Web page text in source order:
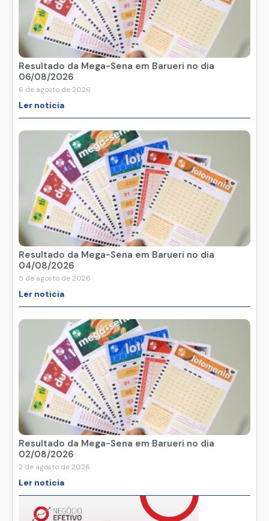
Resultado da Mega-Sena em Barueri no dia
06/08/2026
6 de agosto de 2026
Ler noticia
Resultado da Mega-Sena em Barueri no dia
04/08/2026
5 de agosto de 2026
Ler noticia
Resultado da Mega-Sena em Barueri no dia
02/08/2026
2 de agosto de 2026
Ler noticia